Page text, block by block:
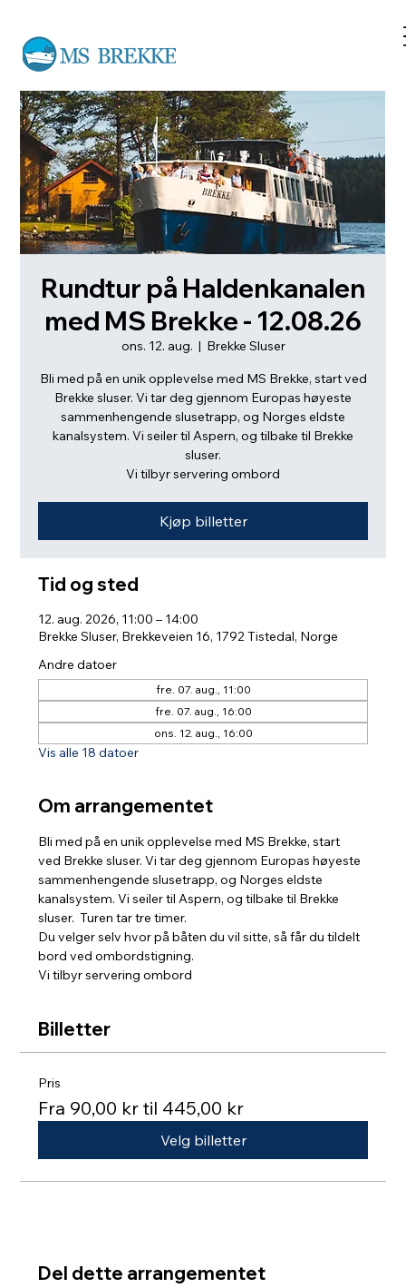
Rundtur på Haldenkanalen
med MS Brekke - 12.08.26
ons. 12. aug.
  |
Brekke Sluser
Bli med på en unik opplevelse med MS Brekke, start ved
Brekke sluser. Vi tar deg gjennom Europas høyeste
sammenhengende slusetrapp, og Norges eldste
kanalsystem. Vi seiler til Aspern, og tilbake til Brekke
sluser.
Vi tilbyr servering ombord
Kjøp billetter
Tid og sted
12. aug. 2026, 11:00 – 14:00
Brekke Sluser, Brekkeveien 16, 1792 Tistedal, Norge
Andre datoer
fre. 07. aug., 11:00
fre. 07. aug., 16:00
ons. 12. aug., 16:00
Vis alle 18 datoer
Om arrangementet
Bli med på en unik opplevelse med MS Brekke, start
ved Brekke sluser. Vi tar deg gjennom Europas høyeste
sammenhengende slusetrapp, og Norges eldste
kanalsystem. Vi seiler til Aspern, og tilbake til Brekke
sluser.  Turen tar tre timer.
Du velger selv hvor på båten du vil sitte, så får du tildelt
bord ved ombordstigning.
Vi tilbyr servering ombord
Billetter
Pris
Fra 90,00 kr til 445,00 kr
Velg billetter
Del dette arrangementet